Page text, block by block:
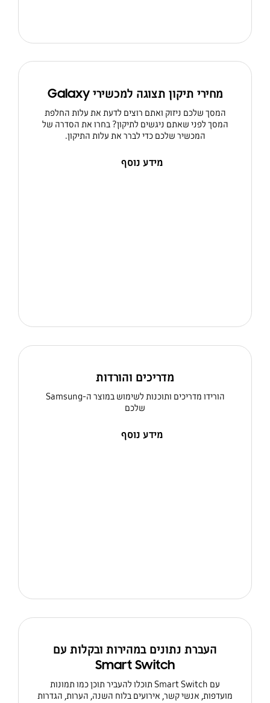
מחירי תיקון תצוגה למכשירי Galaxy
המסך שלכם ניזוק ואתם רוצים לדעת את עלות החלפת
המסך לפני שאתם ניגשים לתיקון? בחרו את הסדרה של
המכשיר שלכם כדי לברר את עלות התיקון.
מידע נוסף
מדריכים והורדות
הורידו מדריכים ותוכנות לשימוש במוצר ה-Samsung
שלכם
מידע נוסף
העברת נתונים במהירות ובקלות עם
Smart Switch
עם Smart Switch תוכלו להעביר תוכן כמו תמונות
מועדפות, אנשי קשר, אירועים בלוח השנה, הערות, הגדרות